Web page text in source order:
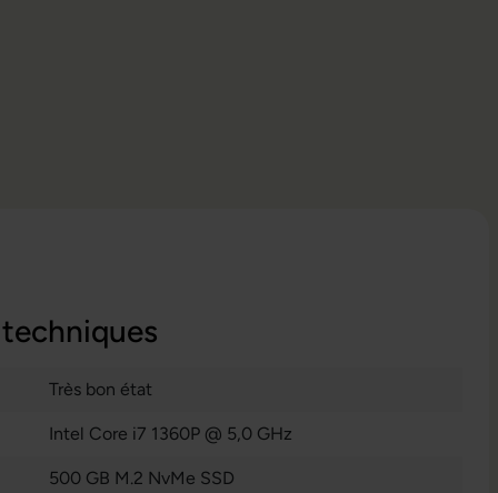
Très bon état
Intel Core i7 1360P @ 5,0 GHz
500 GB M.2 NvMe SSD